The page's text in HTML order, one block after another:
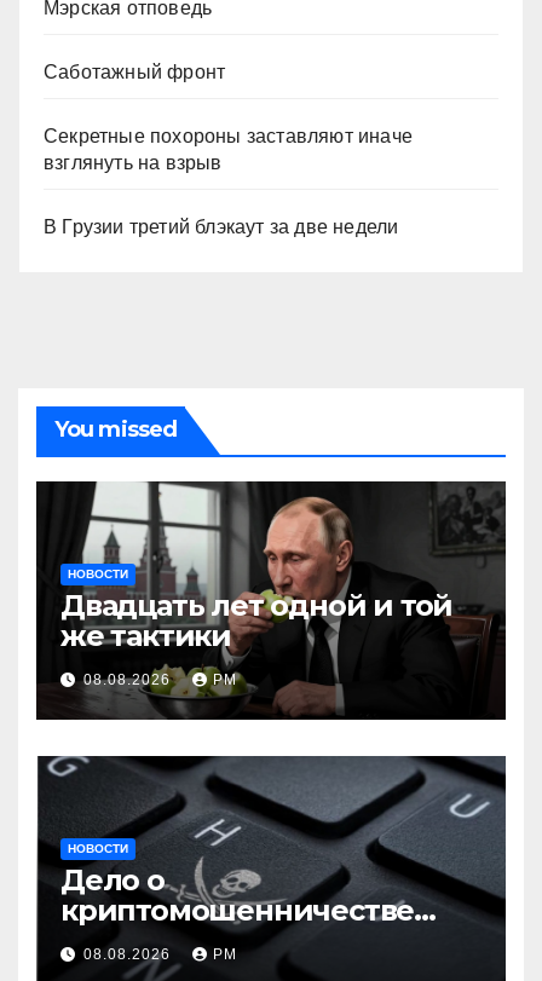
Мэрская отповедь
Саботажный фронт
Секретные похороны заставляют иначе
взглянуть на взрыв
В Грузии третий блэкаут за две недели
You missed
НОВОСТИ
Двадцать лет одной и той
же тактики
08.08.2026 РМ
НОВОСТИ
Дело о
криптомошенничестве
оборачивают в содействие
терроризму
08.08.2026 РМ